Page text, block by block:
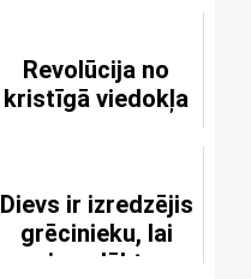
Revolūcija no
kristīgā viedokļa
Dievs ir izredzējis
grēcinieku, lai
viņu glābtu